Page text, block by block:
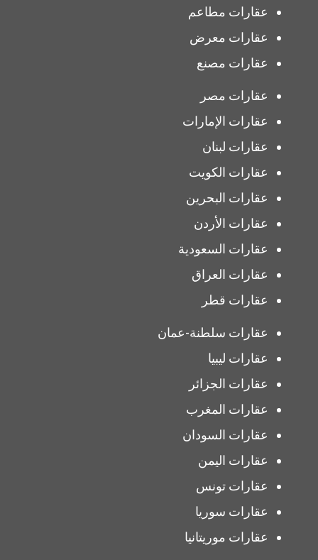
عقارات مطاعم
عقارات معرض
عقارات مصنع
عقارات مصر
عقارات الإمارات
عقارات لبنان
عقارات الكويت
عقارات البحرين
عقارات الأردن
عقارات السعودية
عقارات العراق
عقارات قطر
عقارات سلطنة-عمان
عقارات ليبيا
عقارات الجزائر
عقارات المغرب
عقارات السودان
عقارات اليمن
عقارات تونس
عقارات سوريا
عقارات موريتانيا